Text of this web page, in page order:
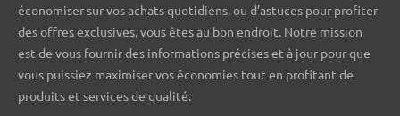
économiser sur vos achats quotidiens, ou d’astuces pour profiter
des offres exclusives, vous êtes au bon endroit. Notre mission
est de vous fournir des informations précises et à jour pour que
vous puissiez maximiser vos économies tout en profitant de
produits et services de qualité.